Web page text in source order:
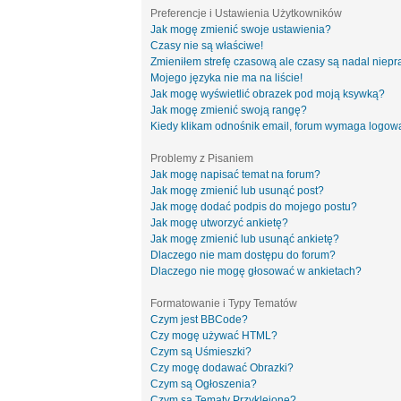
Preferencje i Ustawienia Użytkowników
Jak mogę zmienić swoje ustawienia?
Czasy nie są właściwe!
Zmieniłem strefę czasową ale czasy są nadal
Mojego języka nie ma na liście!
Jak mogę wyświetlić obrazek pod moją ksywką?
Jak mogę zmienić swoją rangę?
Kiedy klikam odnośnik email, forum wymaga
Problemy z Pisaniem
Jak mogę napisać temat na forum?
Jak mogę zmienić lub usunąć post?
Jak mogę dodać podpis do mojego postu?
Jak mogę utworzyć ankietę?
Jak mogę zmienić lub usunąć ankietę?
Dlaczego nie mam dostępu do forum?
Dlaczego nie mogę głosować w ankietach?
Formatowanie i Typy Tematów
Czym jest BBCode?
Czy mogę używać HTML?
Czym są Uśmieszki?
Czy mogę dodawać Obrazki?
Czym są Ogłoszenia?